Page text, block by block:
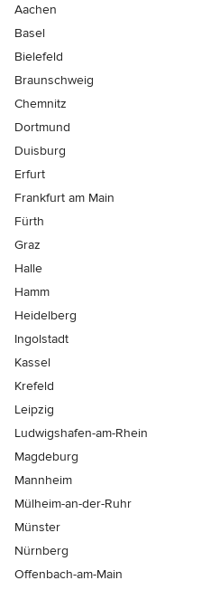
Aachen
Basel
Bielefeld
Braunschweig
Chemnitz
Dortmund
Duisburg
Erfurt
Frankfurt am Main
Fürth
Graz
Halle
Hamm
Heidelberg
Ingolstadt
Kassel
Krefeld
Leipzig
Ludwigshafen-am-Rhein
Magdeburg
Mannheim
Mülheim-an-der-Ruhr
Münster
Nürnberg
Offenbach-am-Main